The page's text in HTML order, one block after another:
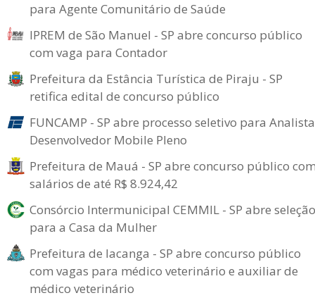
para Agente Comunitário de Saúde
IPREM de São Manuel - SP abre concurso público
com vaga para Contador
Prefeitura da Estância Turística de Piraju - SP
retifica edital de concurso público
FUNCAMP - SP abre processo seletivo para Analista
Desenvolvedor Mobile Pleno
Prefeitura de Mauá - SP abre concurso público
salários de até R$ 8.924,42
Consórcio Intermunicipal CEMMIL - SP abre seleção
para a Casa da Mulher
Prefeitura de Iacanga - SP abre concurso público
com vagas para médico veterinário e auxiliar de
médico veterinário